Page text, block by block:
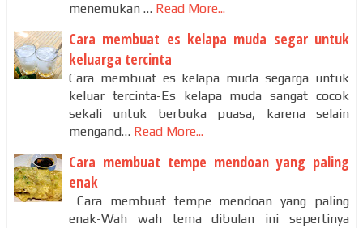
menemukan … Read More...
Cara membuat es kelapa muda segar untuk
keluarga tercinta
Cara membuat es kelapa muda segarga untuk
keluar tercinta-Es kelapa muda sangat cocok
sekali untuk berbuka puasa, karena selain
mengand… Read More...
Cara membuat tempe mendoan yang paling
enak
Cara membuat tempe mendoan yang paling
enak-Wah wah tema dibulan ini sepertinya